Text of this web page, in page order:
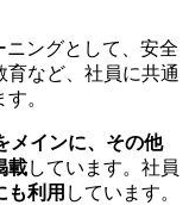
ニングとして、安全
など、社員に共通
。
メインに、その他
載しています。社員
も利用 しています。